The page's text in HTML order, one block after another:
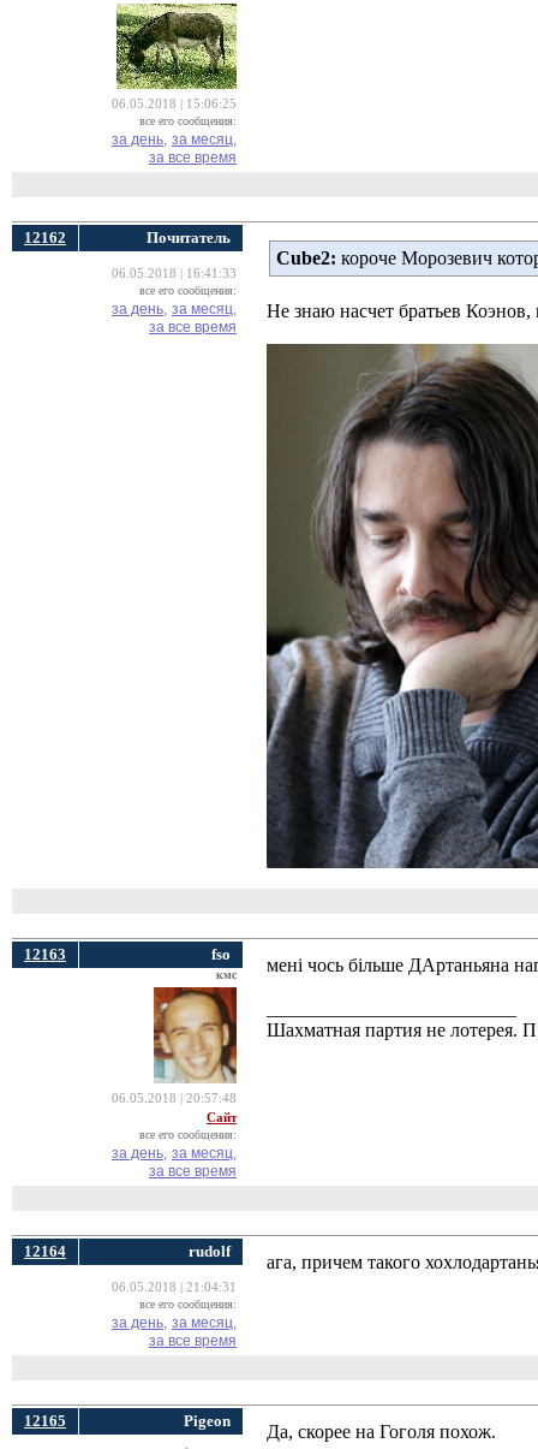
06.05.2018 | 15:06:25
все его сообщения:
за день, за месяц,
за все время
12162 Почитатель
06.05.2018 | 16:41:33
все его сообщения:
за день, за месяц,
за все время
Cube2: короче Морозевич
Не знаю насчет братьев
12163 fso
кмс
06.05.2018 | 20:57:48
Сайт
все его сообщения:
за день, за месяц,
за все время
мені чось більше ДАртаньяна
Шахматная партия не
12164 rudolf
06.05.2018 | 21:04:31
все его сообщения:
за день, за месяц,
за все время
ага, причем такого
12165 Pigeon
Да, скорее на Гоголя похож.